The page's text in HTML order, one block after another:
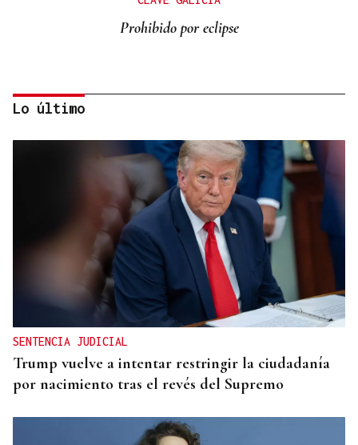
Prohibido por eclipse
Lalo Pavón
O AFIADOR
Un día haberá autobuses
Lo último
SENTENCIA JUDICIAL
Trump vuelve a intentar restringir la ciudadanía
por nacimiento tras el revés del Supremo